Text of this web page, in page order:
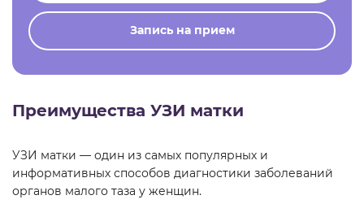
Запись на прием
Преимущества УЗИ матки
УЗИ матки — один из самых популярных и
информативных способов диагностики заболеваний
органов малого таза у женщин.